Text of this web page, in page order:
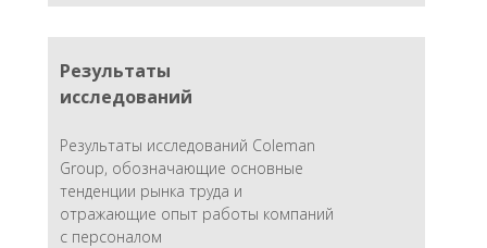
Результаты исследований Coleman
Group, обозначающие основные
тенденции рынка труда и
отражающие опыт работы компаний
с персоналом
Результаты
исследований